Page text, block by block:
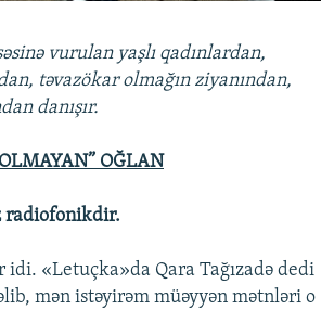
vurulan yaşlı qadınlardan,
təvazökar olmağın ziyanından,
danışır.
OĞLAN
radiofonikdir.
idi. «Letuçka»da Qara Tağızadə dedi
mən istəyirəm müəyyən mətnləri o